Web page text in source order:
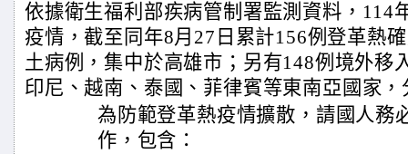
依據衛生福利部疾病管制署監測資料，114
疫情，截至同年8月27日累計156例登革熱
土病例，集中於高雄市；另有148例境外移
印尼、越南、泰國、菲律賓等東南亞國家
為防範登革熱疫情擴散，請國人務
作，包含：